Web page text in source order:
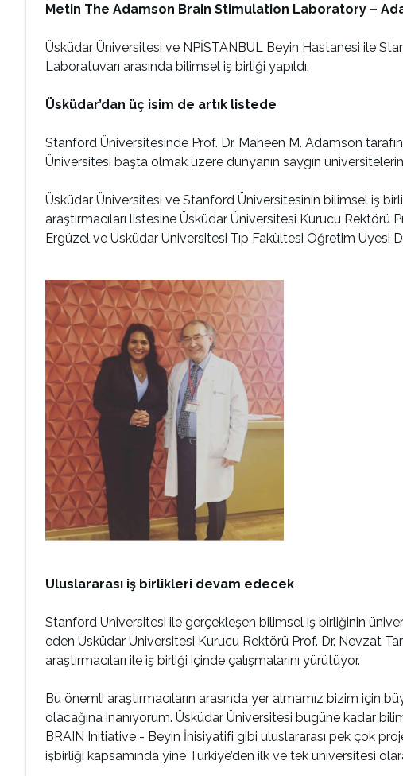
Metin The Adamson Brain Stimulation Laboratory –
Üsküdar Üniversitesi ve NPİSTANBUL Beyin Hastanesi ile
Laboratuvarı arasında bilimsel iş birliği yapıldı.
Üsküdar’dan üç isim de artık listede
Stanford Üniversitesinde Prof. Dr. Maheen M. Adamson
Üniversitesi başta olmak üzere dünyanın saygın
Üsküdar Üniversitesi ve Stanford Üniversitesinin bilimsel iş
araştırmacıları listesine Üsküdar Üniversitesi Kurucu Rektörü
Ergüzel ve Üsküdar Üniversitesi Tıp Fakültesi Öğretim Üyesi
Uluslararası iş birlikleri devam edecek
Stanford Üniversitesi ile gerçekleşen bilimsel iş birliğinin
eden Üsküdar Üniversitesi Kurucu Rektörü Prof. Dr. Nevzat
araştırmacıları ile iş birliği içinde çalışmalarını yürütüyor.
Bu önemli araştırmacıların arasında yer almamız bizim için
olacağına inanıyorum. Üsküdar Üniversitesi bugüne kadar
BRAIN Initiative - Beyin İnisiyatifi gibi uluslararası pek çok
işbirliği kapsamında yine Türkiye’den ilk ve tek üniversitesi